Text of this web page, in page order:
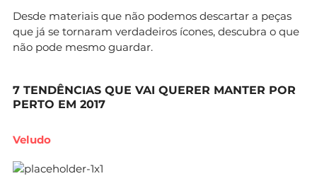
Desde materiais que não podemos descartar a peças
que já se tornaram verdadeiros ícones, descubra o que
não pode mesmo guardar.
7 TENDÊNCIAS QUE VAI QUERER MANTER POR
PERTO EM 2017
Veludo